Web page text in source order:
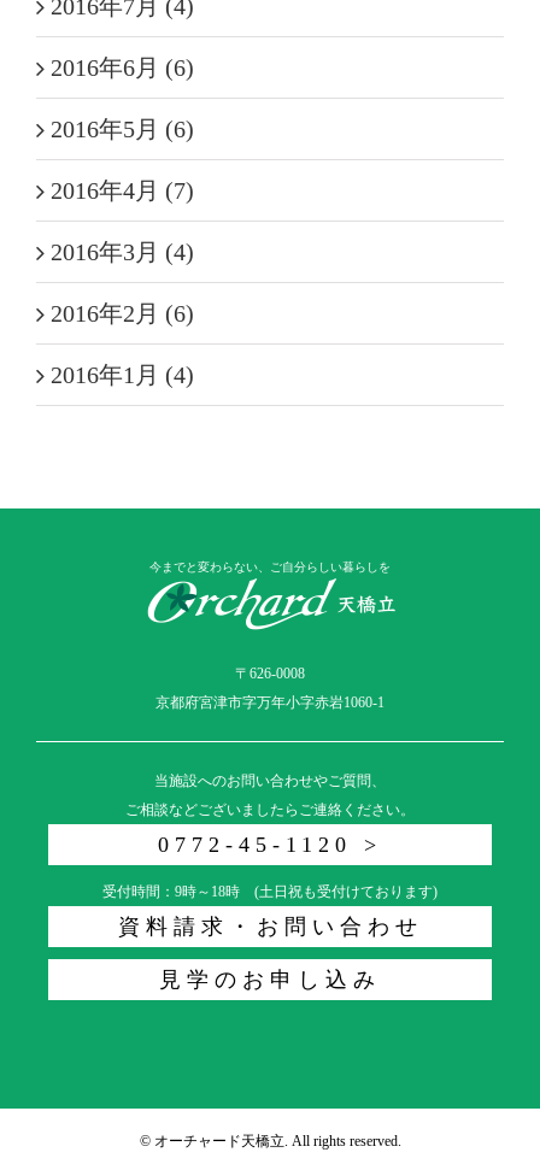
2016年7月 (4)
2016年6月 (6)
2016年5月 (6)
2016年4月 (7)
2016年3月 (4)
2016年2月 (6)
2016年1月 (4)
今までと変わらない、ご自分らしい暮らしを
〒626-0008
京都府宮津市字万年小字赤岩1060-1
当施設へのお問い合わせやご質問、
ご相談などございましたらご連絡ください。
0772-45-1120 >
受付時間：9時～18時 (土日祝も受付けております)
資料請求・お問い合わせ
見学のお申し込み
© オーチャード天橋立. All rights reserved.